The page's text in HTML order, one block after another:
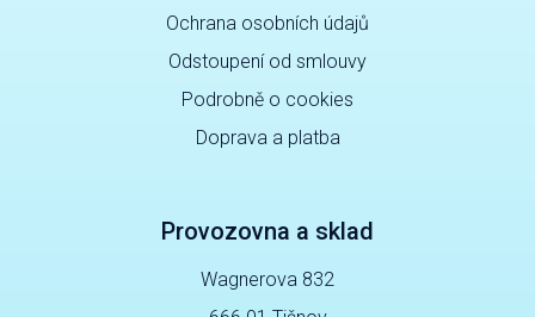
Ochrana osobních údajů
Odstoupení od smlouvy
Podrobně o cookies
Doprava a platba
Provozovna a sklad
Wagnerova 832